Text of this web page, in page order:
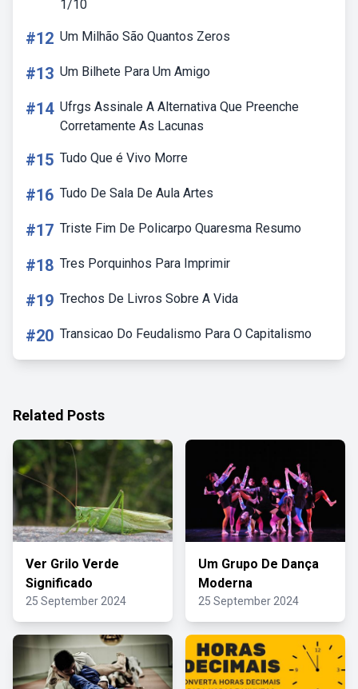
1/10
#12 Um Milhão São Quantos Zeros
#13 Um Bilhete Para Um Amigo
#14 Ufrgs Assinale A Alternativa Que Preenche
Corretamente As Lacunas
#15 Tudo Que é Vivo Morre
#16 Tudo De Sala De Aula Artes
#17 Triste Fim De Policarpo Quaresma Resumo
#18 Tres Porquinhos Para Imprimir
#19 Trechos De Livros Sobre A Vida
#20 Transicao Do Feudalismo Para O Capitalismo
Related Posts
Ver Grilo Verde
Significado
25 September 2024
Um Grupo De Dança
Moderna
25 September 2024